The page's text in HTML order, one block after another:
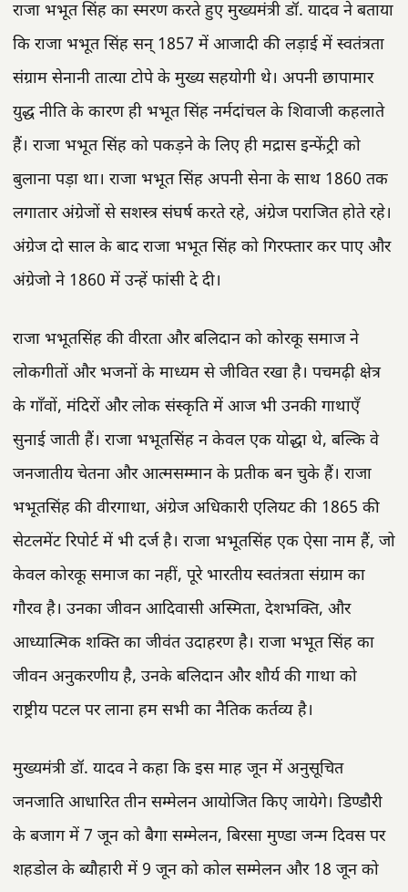
राजा भभूत सिंह का स्मरण करते हुए मुख्यमंत्री डॉ. यादव ने बताया
कि राजा भभूत सिंह सन् 1857 में आजादी की लड़ाई में स्वतंत्रता
संग्राम सेनानी तात्या टोपे के मुख्य सहयोगी थे। अपनी छापामार
युद्ध नीति के कारण ही भभूत सिंह नर्मदांचल के शिवाजी कहलाते
हैं। राजा भभूत सिंह को पकड़ने के लिए ही मद्रास इन्फेंट्री को
बुलाना पड़ा था। राजा भभूत सिंह अपनी सेना के साथ 1860 तक
लगातार अंग्रेजों से सशस्त्र संघर्ष करते रहे, अंग्रेज पराजित होते रहे।
अंग्रेज दो साल के बाद राजा भभूत सिंह को गिरफ्तार कर पाए और
अंग्रेजो ने 1860 में उन्हें फांसी दे दी।
राजा भभूतसिंह की वीरता और बलिदान को कोरकू समाज ने
लोकगीतों और भजनों के माध्यम से जीवित रखा है। पचमढ़ी क्षेत्र
के गाँवों, मंदिरों और लोक संस्कृति में आज भी उनकी गाथाएँ
सुनाई जाती हैं। राजा भभूतसिंह न केवल एक योद्धा थे, बल्कि वे
जनजातीय चेतना और आत्मसम्मान के प्रतीक बन चुके हैं। राजा
भभूतसिंह की वीरगाथा, अंग्रेज अधिकारी एलियट की 1865 की
सेटलमेंट रिपोर्ट में भी दर्ज है। राजा भभूतसिंह एक ऐसा नाम हैं, जो
केवल कोरकू समाज का नहीं, पूरे भारतीय स्वतंत्रता संग्राम का
गौरव है। उनका जीवन आदिवासी अस्मिता, देशभक्ति, और
आध्यात्मिक शक्ति का जीवंत उदाहरण है। राजा भभूत सिंह का
जीवन अनुकरणीय है, उनके बलिदान और शौर्य की गाथा को
राष्ट्रीय पटल पर लाना हम सभी का नैतिक कर्तव्य है।
मुख्यमंत्री डॉ. यादव ने कहा कि इस माह जून में अनुसूचित
जनजाति आधारित तीन सम्मेलन आयोजित किए जायेगे। डिण्डौरी
के बजाग में 7 जून को बैगा सम्मेलन, बिरसा मुण्डा जन्म दिवस पर
शहडोल के ब्यौहारी में 9 जून को कोल सम्मेलन और 18 जून को